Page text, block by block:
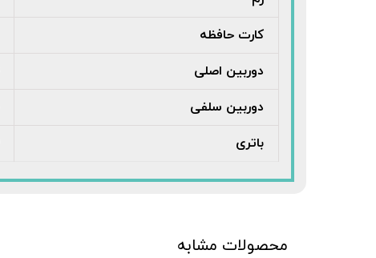
کارت حافظه
دوربین اصلی
دوربین سلفی
باتری
محصولات مشابه